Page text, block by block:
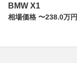
BMW X1
相場価格 〜238.0万円